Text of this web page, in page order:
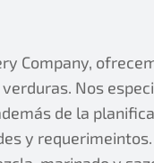
Company,
Nos
de la
y